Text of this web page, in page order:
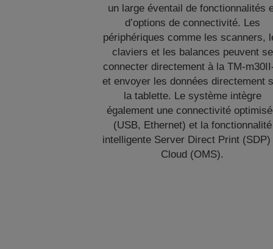
un large éventail de fonctionnalités
d’options de connectivité. Les
périphériques comme les scanners,
claviers et les balances peuvent se
connecter directement à la TM-
et envoyer les données directement
la tablette. Le système intègre
également une connectivité
(USB, Ethernet) et la fonctionnalité
intelligente Server Direct Print (SDP)
Cloud (OMS).